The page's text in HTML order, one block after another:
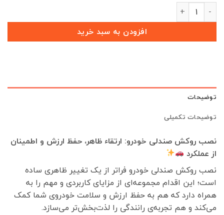
روکش صندلی چرمی ARRIZO8 عدد
افزودن به سبد خرید
توضیحات
توضیحات تکمیلی
نصب روکش صندلی خودرو: ارتقاء ظاهر، حفظ ارزش و اطمینان
از عملکرد
نصب روکش صندلی خودرو فراتر از یک تغییر ظاهری ساده
است؛ این اقدام مجموعه‌ای از مزایای کاربردی و مهم را به
همراه دارد که هم به حفظ ارزش و سلامت خودروی شما کمک
می‌کند و هم تجربه‌ی رانندگی را لذت‌بخش‌تر می‌سازد.